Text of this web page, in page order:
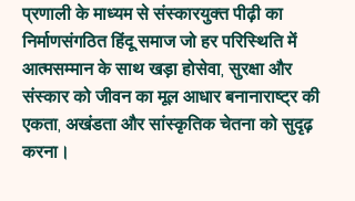
प्रणाली के माध्यम से संस्कारयुक्त पीढ़ी का
निर्माणसंगठित हिंदू समाज जो हर परिस्थिति में
आत्मसम्मान के साथ खड़ा होसेवा, सुरक्षा और
संस्कार को जीवन का मूल आधार बनानाराष्ट्र की
एकता, अखंडता और सांस्कृतिक चेतना को सुदृढ़
करना।